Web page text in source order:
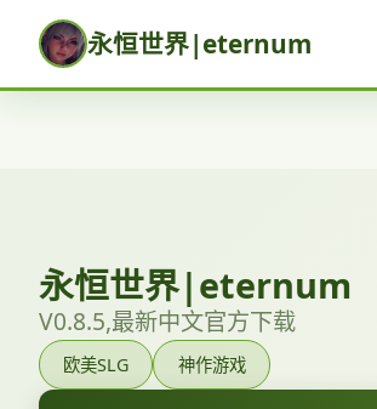
永恒世界|eternum
永恒世界|eternum
V0.8.5,最新中文官方下载
欧美SLG 神作游戏